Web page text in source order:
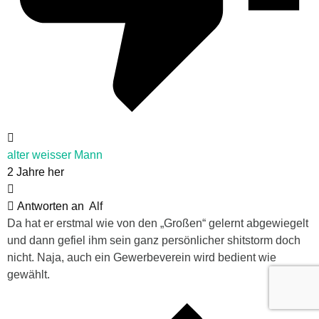
alter weisser Mann
2 Jahre her
Antworten an Alf
Da hat er erstmal wie von den „Großen“ gelernt abgewiegelt
und dann gefiel ihm sein ganz persönlicher shitstorm doch
nicht. Naja, auch ein Gewerbeverein wird bedient wie
gewählt.